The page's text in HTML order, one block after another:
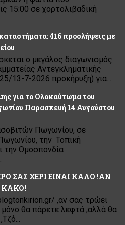
15:00 σε χορτολιβαδική
416 προσλήψεις με
ο μεγάλος διαγωνισμός
Αντεγκληματικής
13-7-2026 προκήρυξη) για...
για το Ολοκαύτωμα του
Παρασκευή 14 Αυγούστου
Πωγωνίου, σε
την Τοπική
την Ομοσπονδία
ΣΑΣ ΧΕΡΙ ΕΙΝΑΙ ΚΑΛΟ !ΑΝ
ΚΑΚΟ!
,αν σας τρώει
μόνο θα πάρετε λεφτά ,αλλά θα